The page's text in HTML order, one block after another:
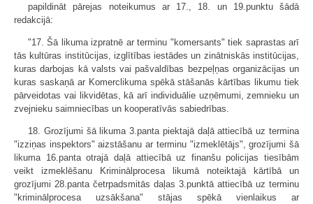
papildināt pārejas noteikumus ar 17., 18. un 19.punktu šādā
redakcijā:
"17. Šā likuma izpratnē ar terminu "komersants" tiek saprastas arī
tās kultūras institūcijas, izglītības iestādes un zinātniskās institūcijas,
kuras darbojas kā valsts vai pašvaldības bezpeļņas organizācijas un
kuras saskaņā ar Komerc­likuma spēkā stāšanās kārtības likumu tiek
pārveidotas vai likvidētas, kā arī individuālie uzņēmumi, zemnieku un
zvejnieku saimniecības un kooperatīvās sabiedrības.
18. Grozījumi šā likuma 3.panta piektajā daļā attiecībā uz termina
"izziņas inspektors" aizstāšanu ar terminu "izmeklētājs", grozījumi šā
likuma 16.panta otrajā daļā attiecībā uz finanšu policijas tiesībām
veikt izmeklēšanu Kriminālprocesa likumā noteiktajā kārtībā un
grozījumi 28.panta četrpadsmitās daļas 3.punktā attiecībā uz terminu
"kriminālprocesa uzsākšana" stājas spēkā vienlaikus ar